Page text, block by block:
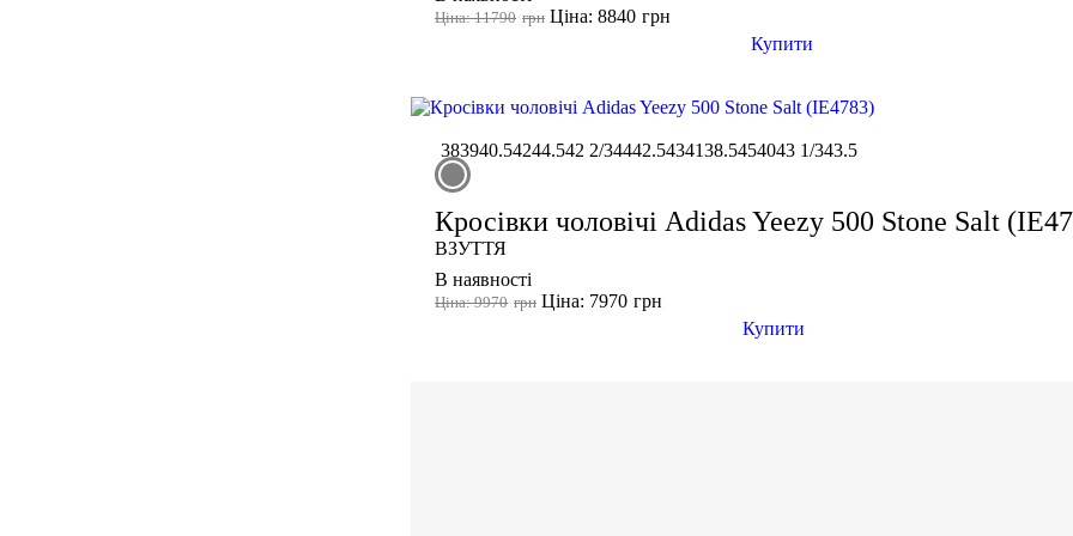
грн
Ціна: 11790 грн
Ціна: 8840
Купити
383940.54244.542 2/34442.5434138.5454043 1/343.5
Кросівки чоловічі Adidas Yeezy 500 Stone Salt
ВЗУТТЯ
В наявності
грн
Ціна: 9970 грн
Ціна: 7970
Купити